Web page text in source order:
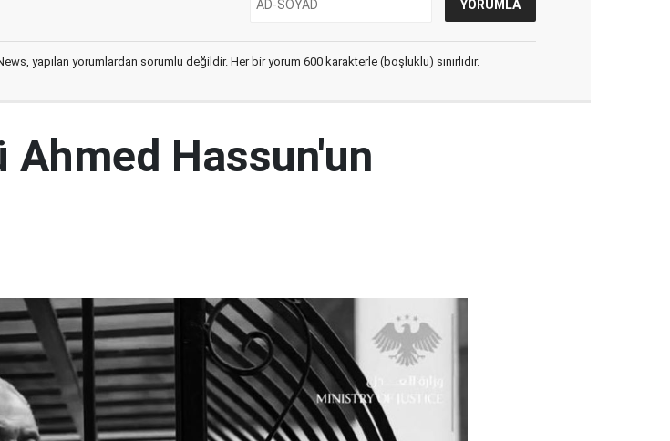
yapılan yorumlardan sorumlu değildir. Her bir yorum 600 karakterle (boşluklu) sınırlıdır.
Hassun'un